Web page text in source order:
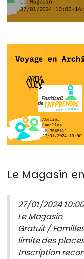
Le Magasin
27/01/2024
Le Magasin
Gratuit /
limite des
Inscription